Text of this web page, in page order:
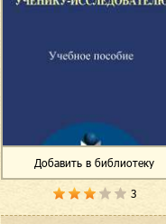
Добавить в библиотеку
3